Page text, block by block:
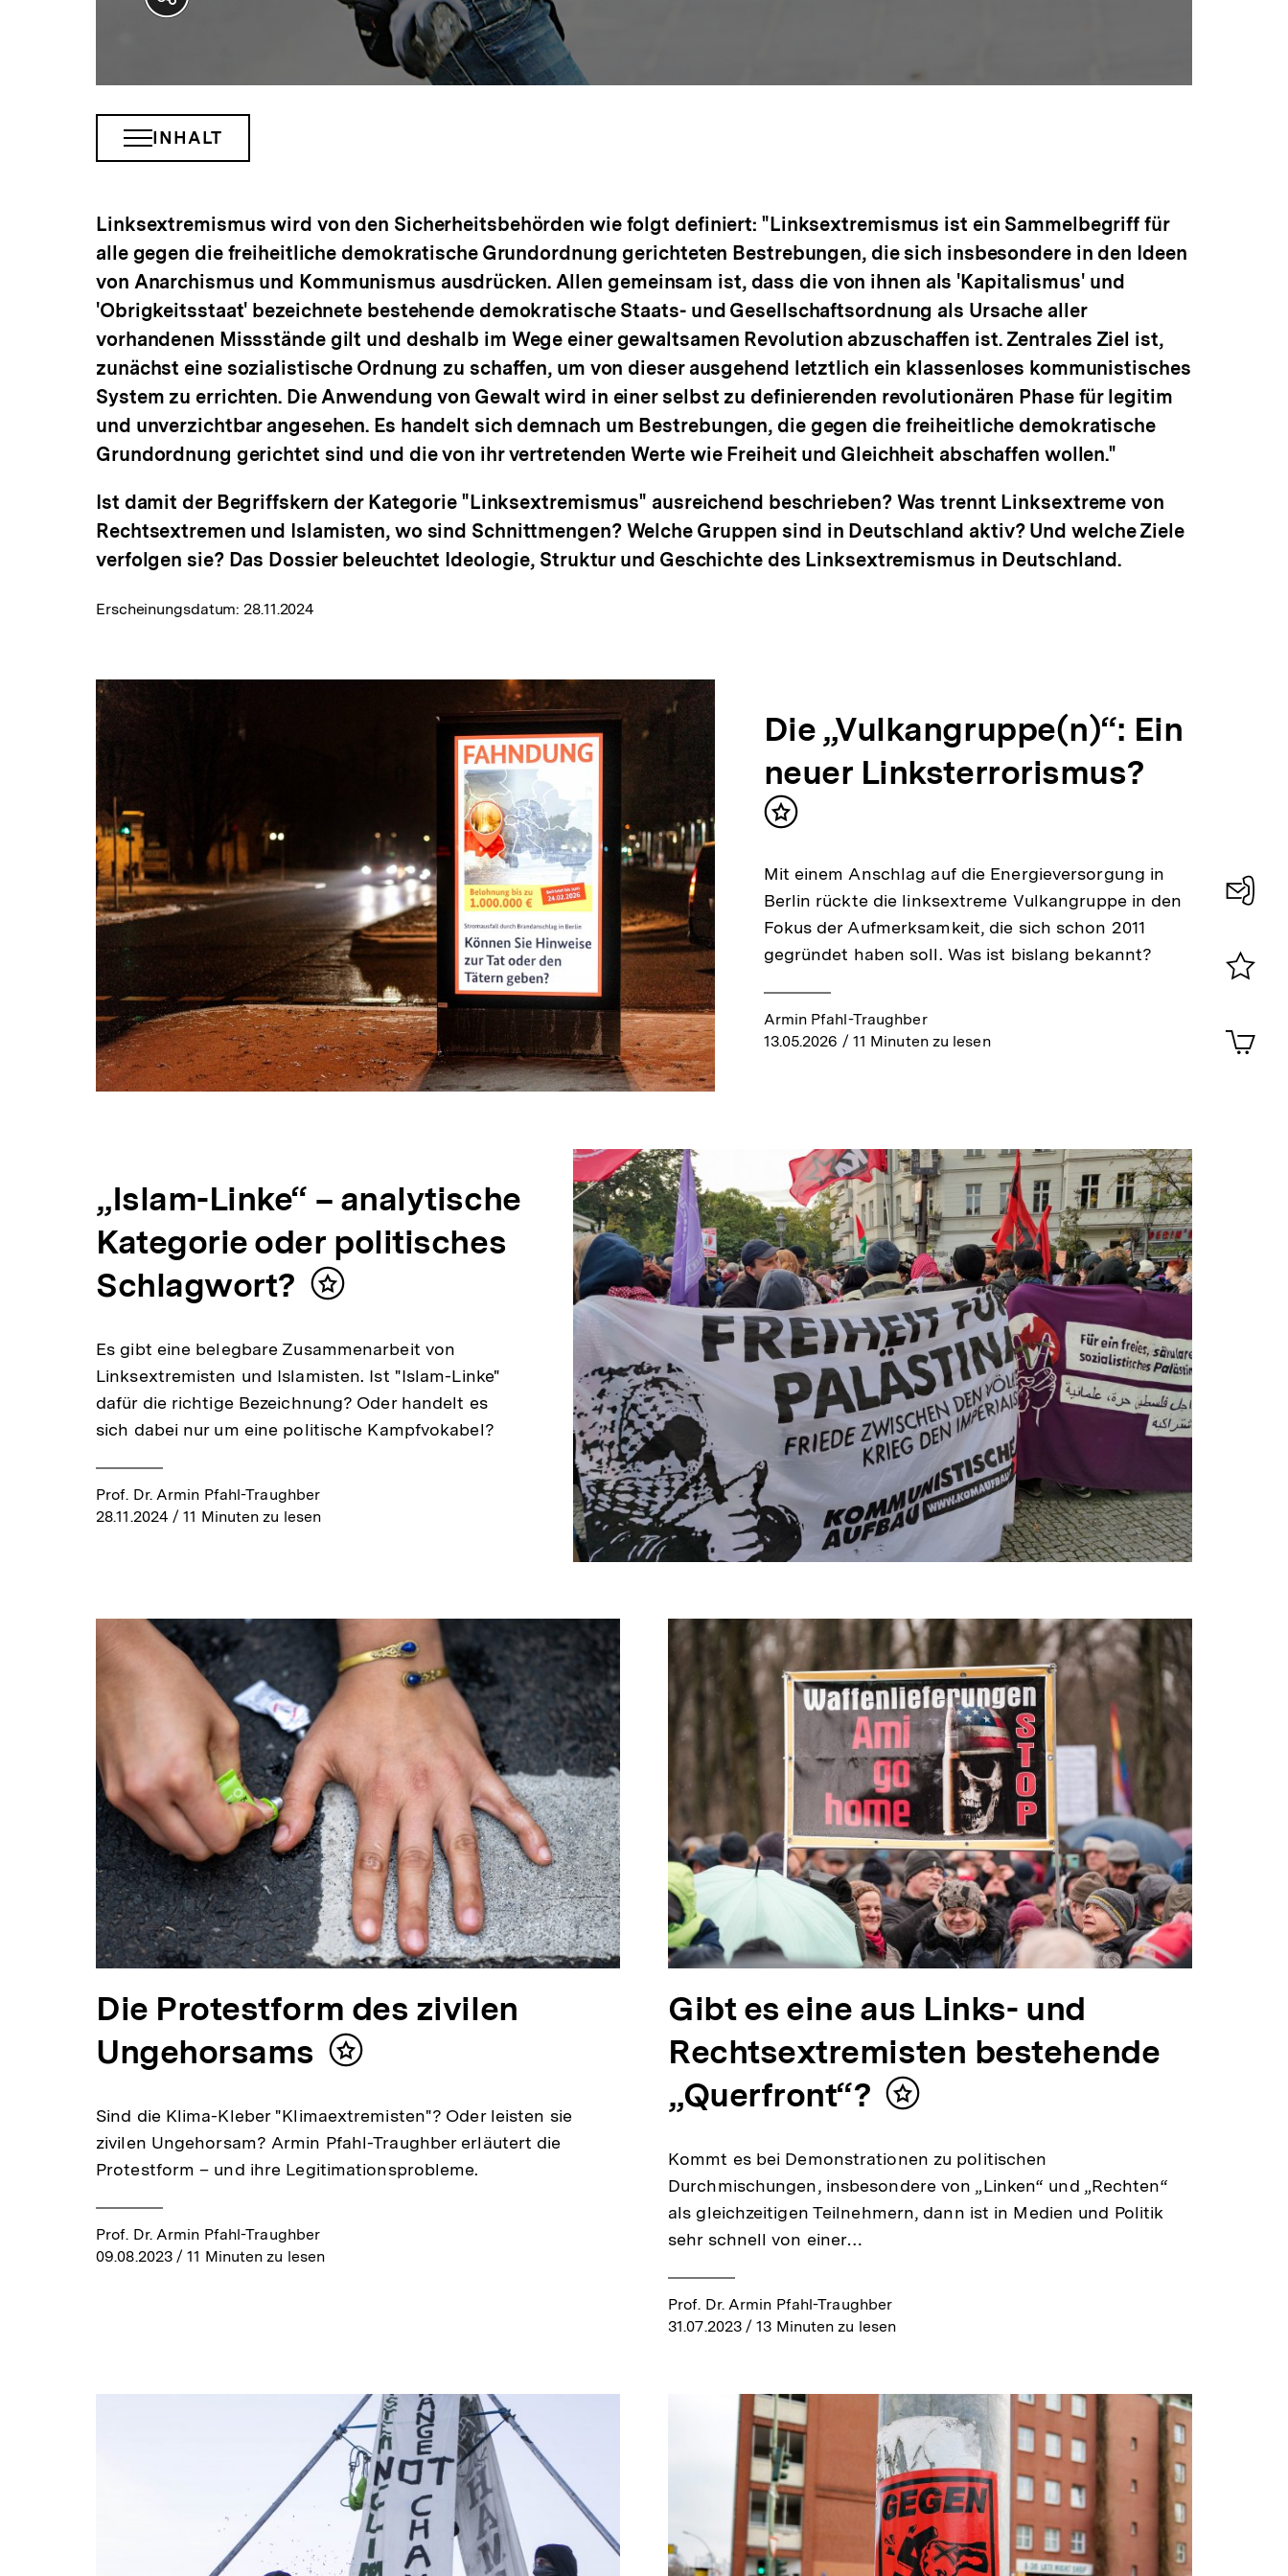
Optionen
INHALTSNAVIGATION
ÖFFNEN
INHALT
Linksextremismus wird von den Sicherheitsbehörden wie folgt definiert: "Linksextremismus ist ein Sammelbegriff für
alle gegen die freiheitliche demokratische Grundordnung gerichteten Bestrebungen, die sich insbesondere in den Ideen
von Anarchismus und Kommunismus ausdrücken. Allen gemeinsam ist, dass die von ihnen als 'Kapitalismus' und
'Obrigkeitsstaat' bezeichnete bestehende demokratische Staats- und Gesellschaftsordnung als Ursache aller
vorhandenen Missstände gilt und deshalb im Wege einer gewaltsamen Revolution abzuschaffen ist. Zentrales Ziel ist,
zunächst eine sozialistische Ordnung zu schaffen, um von dieser ausgehend letztlich ein klassenloses kommunistisches
System zu errichten. Die Anwendung von Gewalt wird in einer selbst zu definierenden revolutionären Phase für legitim
und unverzichtbar angesehen. Es handelt sich demnach um Bestrebungen, die gegen die freiheitliche demokratische
Grundordnung gerichtet sind und die von ihr vertretenden Werte wie Freiheit und Gleichheit abschaffen wollen."
Ist damit der Begriffskern der Kategorie "Linksextremismus" ausreichend beschrieben? Was trennt Linksextreme von
Rechtsextremen und Islamisten, wo sind Schnittmengen? Welche Gruppen sind in Deutschland aktiv? Und welche Ziele
verfolgen sie? Das Dossier beleuchtet Ideologie, Struktur und Geschichte des Linksextremismus in Deutschland.
Erscheinungsdatum:28.11.2024
Die „Vulkangruppe(n)“: Ein
neuer Linksterrorismus?
Inhalt
Mit einem Anschlag auf die Energieversorgung in
Berlin rückte die linksextreme Vulkangruppe in den
Fokus der Aufmerksamkeit, die sich schon 2011
gegründet haben soll. Was ist bislang bekannt?
Armin Pfahl-Traughber
13.05.2026 / 11 Minuten zu lesen
„Islam-Linke“ – analytische
Kategorie oder politisches
Schlagwort?
Inhalt
Es gibt eine belegbare Zusammenarbeit von
Linksextremisten und Islamisten. Ist "Islam-Linke"
dafür die richtige Bezeichnung? Oder handelt es
sich dabei nur um eine politische Kampfvokabel?
Prof. Dr. Armin Pfahl-Traughber
28.11.2024 / 11 Minuten zu lesen
Die Protestform des zivilen
Ungehorsams
Inhalt
Sind die Klima-Kleber "Klimaextremisten"? Oder leisten sie
zivilen Ungehorsam? Armin Pfahl-Traughber erläutert die
Protestform – und ihre Legitimationsprobleme.
Prof. Dr. Armin Pfahl-Traughber
09.08.2023 / 11 Minuten zu lesen
Gibt es eine aus Links- und
Rechtsextremisten bestehende
„Querfront“?
Inhalt
Kommt es bei Demonstrationen zu politischen
Durchmischungen, insbesondere von „Linken“ und „Rechten“
als gleichzeitigen Teilnehmern, dann ist in Medien und Politik
sehr schnell von einer…
Prof. Dr. Armin Pfahl-Traughber
31.07.2023 / 13 Minuten zu lesen